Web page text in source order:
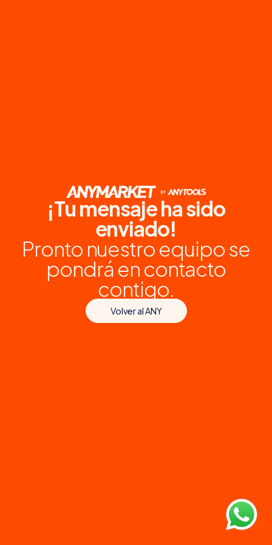
¡Tu mensaje ha sido
enviado!
Pronto nuestro equipo se
pondrá en contacto
contigo.
Volver al ANY